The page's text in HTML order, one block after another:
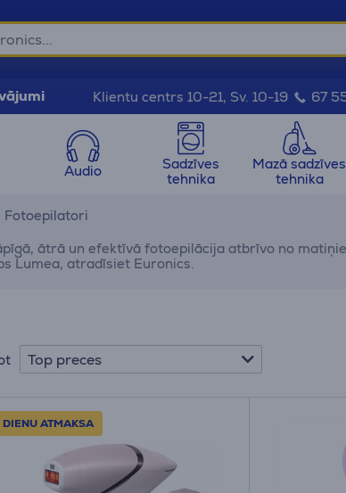
Klientu centrs 10-21, Sv. 10-19 67
Audio
Sadzīves
tehnika
Mazā sadzīves
tehnika
Fotoepilatori
ātrā un efektīvā fotoepilācija atbrīvo no
Philips Lumea, atradīsiet Euronics.
Top preces
ATMAKSA